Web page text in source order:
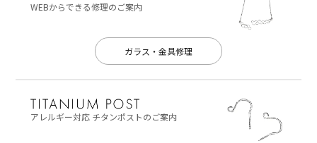
WEBからできる修理のご案内
ガラス・金具修理
アレルギー対応チタンポストのご案内